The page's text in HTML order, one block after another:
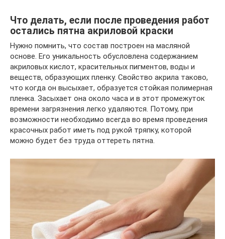
Что делать, если после проведения работ
остались пятна акриловой краски
Нужно помнить, что состав построен на масляной
основе. Его уникальность обусловлена содержанием
акриловых кислот, красительных пигментов, воды и
веществ, образующих пленку. Свойство акрила таково,
что когда он высыхает, образуется стойкая полимерная
пленка. Засыхает она около часа и в этот промежуток
времени загрязнения легко удаляются. Потому, при
возможности необходимо всегда во время проведения
красочных работ иметь под рукой тряпку, которой
можно будет без труда оттереть пятна.